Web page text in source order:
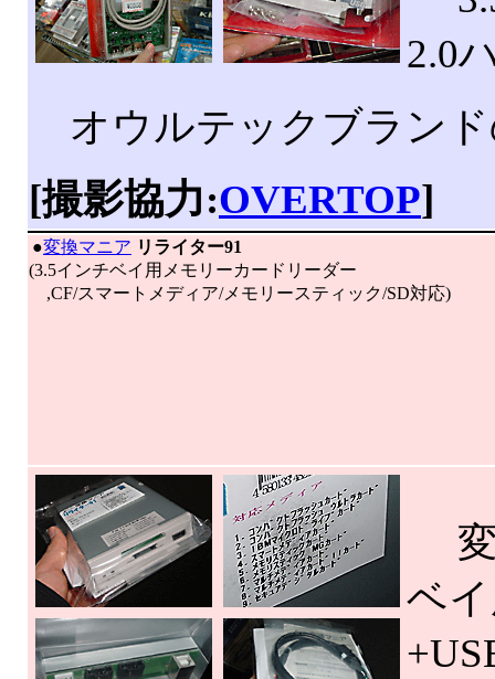
2.0
オウルテックブランド
[撮影協力:OVERTOP]
●変換マニア リライター91
(3.5インチベイ用メモリーカードリーダー
,CF/スマートメディア/メモリースティック/SD対応)
変
ベ